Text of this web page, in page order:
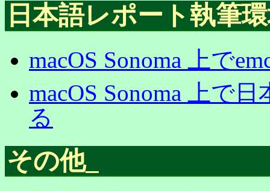
日本語レポート執筆
macOS Sonoma 上で
macOS Sonoma 上で
る
その他_